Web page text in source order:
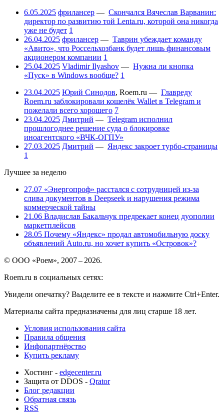
6.05.2025 фрилансер — Скончался Вячеслав Варванин:
директор по развитию той Lenta.ru, которой она никогда
уже не будет 1
26.04.2025 фрилансер — Таврин убеждает команду
«Авито», что Россельхозбанк будет лишь финансовым
акционером компании 1
25.04.2025 Vladimir Ilyashov — Нужна ли кнопка
«Пуск» в Windows вообще? 1
23.04.2025 Юрий Синодов, Roem.ru — Главреду
Roem.ru заблокировали кошелёк Wallet в Telegram и
пожелали всего хорошего 7
23.04.2025 Дмитрий — Telegram исполнил
прошлогоднее решение суда о блокировке
иноагентского «ВЧК-ОГПУ»
27.03.2025 Дмитрий — Яндекс закроет турбо-страницы
1
Лучшее за неделю
27.07 «Энергопроф» расстался с сотрудницей из-за
слива документов в Deepseek и нарушения режима
коммерческой тайны
21.06 Владислав Бакальчук предрекает конец дуополии
маркетплейсов
28.05 Почему «Яндекс» продал автомобильную доску
объявлений Auto.ru, но хочет купить «Островок»?
© ООО «Роем», 2007 – 2026.
Roem.ru в социальных сетях:
Увидели опечатку? Выделите ее в тексте и нажмите Ctrl+Enter.
Материалы сайта предназначены для лиц старше 18 лет.
Условия использования сайта
Правила общения
Инфопартнёрство
Купить рекламу
Хостинг - edgecenter.ru
Защита от DDOS - Qrator
Блог редакции
Обратная связь
RSS